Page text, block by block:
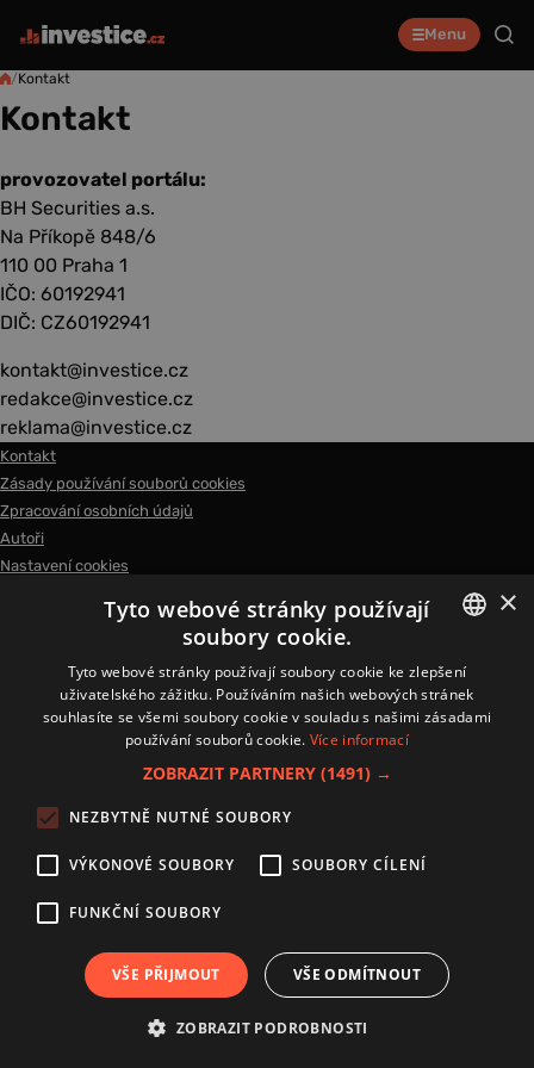
Menu
/Kontakt
Kontakt
provozovatel portálu:
BH Securities a.s.
Na Příkopě 848/6
110 00 Praha 1
IČO: 60192941
DIČ: CZ60192941
kontakt@investice.cz
redakce@investice.cz
reklama@investice.cz
Kontakt
Zásady používání souborů cookies
Zpracování osobních údajů
Autoři
Nastavení cookies
Copyright 2024 © Investice.cz. Všechna práva vyhrazena.
Publikování nebo další šíření obsahu serveru www.investice.cz není možné bez
souhlasu provozovatele portálu.
CZECH
×
Tyto webové stránky používají
soubory cookie.
Tyto webové stránky používají soubory cookie ke zlepšení
uživatelského zážitku. Používáním našich webových stránek
souhlasíte se všemi soubory cookie v souladu s našimi zásadami
používání souborů cookie. Více informací
ZOBRAZIT PARTNERY (1491) →
NEZBYTNĚ NUTNÉ SOUBORY
VÝKONOVÉ SOUBORY SOUBORY CÍLENÍ
FUNKČNÍ SOUBORY
VŠE PŘIJMOUT VŠE ODMÍTNOUT
ZOBRAZIT PODROBNOSTI